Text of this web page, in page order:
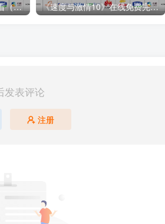
电影《铃芽之旅》完整观看（免费加长版）【1080P超高清】完整已更新 《速度与激情10》在线免费完整观看【1080P蓝光】中字资源
发表评论
注册